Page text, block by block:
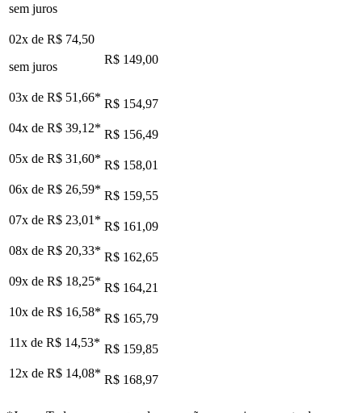
sem juros
02x de R$ 74,50
sem juros
R$ 149,00
03x de R$ 51,66* R$ 154,97
04x de R$ 39,12* R$ 156,49
05x de R$ 31,60* R$ 158,01
06x de R$ 26,59* R$ 159,55
07x de R$ 23,01 * R$ 161,09
08x de R$ 20,33* R$ 162,65
09x de R$ 18,25* R$ 164,21
10x de R$ 16,58* R$ 165,79
11x de R$ 14,53* R$ 159,85
12x de R$ 14,08* R$ 168,97